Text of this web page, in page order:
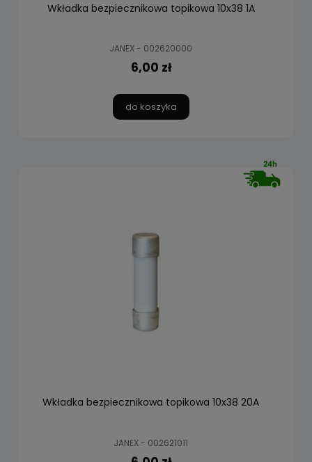
Wkładka bezpiecznikowa topikowa 10x38 1A
JANEX - 002620000
6,00 zł
do koszyka
Wkładka bezpiecznikowa topikowa 10x38 20A
JANEX - 002621011